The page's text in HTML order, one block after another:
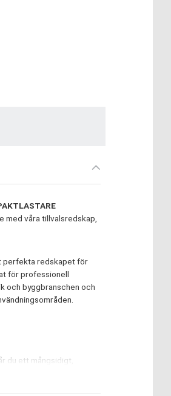
med våra tillvalsredskap,
perfekta redskapet för
för professionell
och byggbranschen och
du ett mångsidigt,